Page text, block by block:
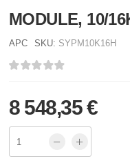
MODULE, 10/
APC SKU: SYPM10K16H
8 548,35 €